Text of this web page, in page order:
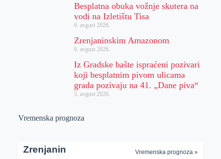
Besplatna obuka vožnje skutera na
vodi na Izletištu Tisa
6. avgust 2026.
Zrenjaninskim Amazonom
6. avgust 2026.
Iz Gradske bašte ispraćeni pozivari
koji besplatnim pivom ulicama
grada pozivaju na 41. „Dane piva“
5. avgust 2026.
Vremenska prognoza